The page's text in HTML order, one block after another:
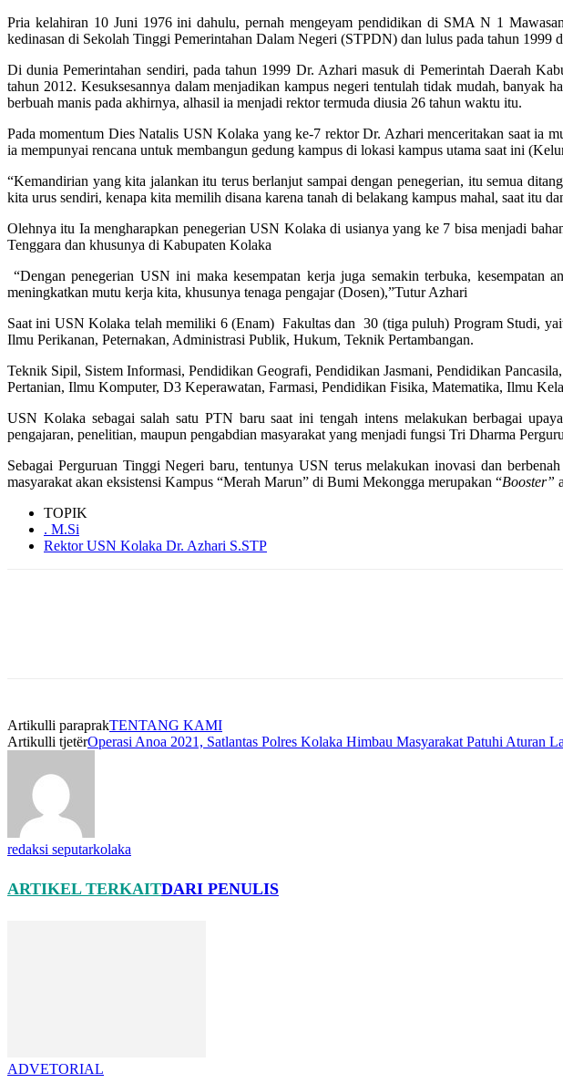
Pria kelahiran 10 Juni 1976 ini dahulu, pernah mengeyam pendidikan di SMA N 1
kedinasan di Sekolah Tinggi Pemerintahan Dalam Negeri (STPDN) dan lulus pada tahun 1999
Di dunia Pemerintahan sendiri, pada tahun 1999 Dr. Azhari masuk di Pemerintah Daerah
tahun 2012. Kesuksesannya dalam menjadikan kampus negeri tentulah tidak mudah, banyak
berbuah manis pada akhirnya, alhasil ia menjadi rektor termuda diusia 26 tahun waktu itu.
Pada momentum Dies Natalis USN Kolaka yang ke-7 rektor Dr. Azhari menceritakan saat ia
ia mempunyai rencana untuk membangun gedung kampus di lokasi kampus utama saat ini
“Kemandirian yang kita jalankan itu terus berlanjut sampai dengan penegerian, itu semua
kita urus sendiri, kenapa kita memilih disana karena tanah di belakang kampus mahal, saat itu
Olehnya itu Ia mengharapkan penegerian USN Kolaka di usianya yang ke 7 bisa menjadi
Tenggara dan khusunya di Kabupaten Kolaka
“Dengan penegerian USN ini maka kesempatan kerja juga semakin terbuka,
meningkatkan mutu kerja kita, khusunya tenaga pengajar (Dosen),”Tutur Azhari
Saat ini USN Kolaka telah memiliki 6 (Enam) Fakultas dan 30 (tiga puluh) Program Studi,
Ilmu Perikanan, Peternakan, Administrasi Publik, Hukum, Teknik Pertambangan.
Teknik Sipil, Sistem Informasi, Pendidikan Geografi, Pendidikan Jasmani, Pendidikan
Pertanian, Ilmu Komputer, D3 Keperawatan, Farmasi, Pendidikan Fisika, Matematika, Ilmu
USN Kolaka sebagai salah satu PTN baru saat ini tengah intens melakukan berbagai
pengajaran, penelitian, maupun pengabdian masyarakat yang menjadi fungsi Tri Dharma
Sebagai Perguruan Tinggi Negeri baru, tentunya USN terus melakukan inovasi dan
masyarakat akan eksistensi Kampus “Merah Marun” di Bumi Mekongga merupakan “Booster”
TOPIK
. M.Si
Rektor USN Kolaka Dr. Azhari S.STP
Artikulli paraprakTENTANG KAMI
Artikulli tjetërOperasi Anoa 2021, Satlantas Polres Kolaka Himbau Masyarakat Patuhi Aturan
redaksi seputarkolaka
ARTIKEL TERKAITDARI PENULIS
ADVETORIAL